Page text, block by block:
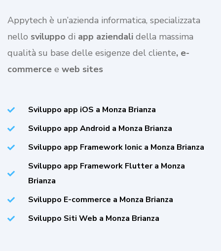
Appytech è un’azienda informatica, specializzata
nello sviluppo di app aziendali della massima
qualità su base delle esigenze del cliente, e-
commerce e web sites
Sviluppo app iOS a Monza Brianza
Sviluppo app Android a Monza Brianza
Sviluppo app Framework Ionic a Monza Brianza
Sviluppo app Framework Flutter a Monza
Brianza
Sviluppo E-commerce a Monza Brianza
Sviluppo Siti Web a Monza Brianza